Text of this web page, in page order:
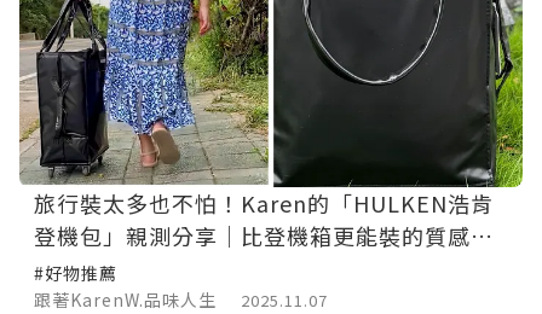
旅行裝太多也不怕！Karen的「HULKEN浩肯
登機包」親測分享｜比登機箱更能裝的質感旅
行神器💼
#好物推薦
跟著KarenW.品味人生
2025.11.07